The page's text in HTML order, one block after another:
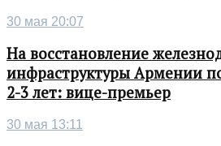
30 мая 20:07
На восстановление
инфраструктуры Армении
2-3 лет: вице-премьер
30 мая 13:11